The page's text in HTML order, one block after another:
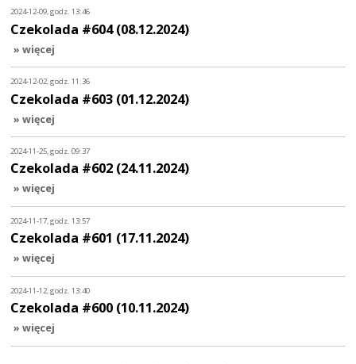
2024-12-09, godz. 13:46
Czekolada #604 (08.12.2024)
» więcej
2024-12-02, godz. 11:36
Czekolada #603 (01.12.2024)
» więcej
2024-11-25, godz. 09:37
Czekolada #602 (24.11.2024)
» więcej
2024-11-17, godz. 13:57
Czekolada #601 (17.11.2024)
» więcej
2024-11-12, godz. 13:40
Czekolada #600 (10.11.2024)
» więcej